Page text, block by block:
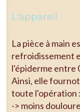
L'appareil
La pièce à main
refroidissement
l'épiderme entre
Ainsi, elle
toute l'opération :
-> moins